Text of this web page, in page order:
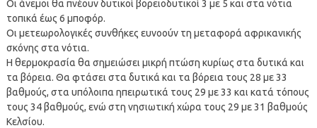
Οι άνεμοι θα πνέουν δυτικοί βορειοδυτικοί 3 με 5 και στα νότια
τοπικά έως 6 μποφόρ.
Οι μετεωρολογικές συνθήκες ευνοούν τη μεταφορά αφρικανικής
σκόνης στα νότια.
Η θερμοκρασία θα σημειώσει μικρή πτώση κυρίως στα δυτικά και
τα βόρεια. Θα φτάσει στα δυτικά και τα βόρεια τους 28 με 33
βαθμούς, στα υπόλοιπα ηπειρωτικά τους 29 με 33 και κατά τόπους
τους 34 βαθμούς, ενώ στη νησιωτική χώρα τους 29 με 31 βαθμούς
Κελσίου.